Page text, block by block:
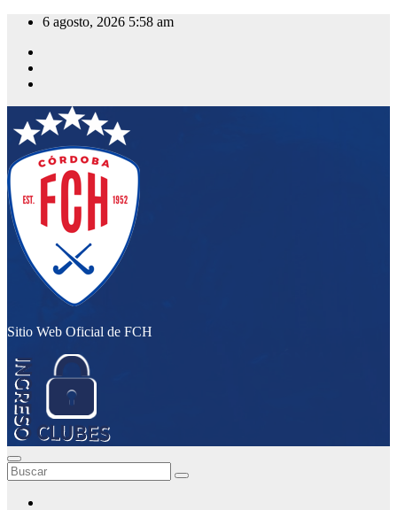
Saltar
contenido
6 agosto, 2026 5:58 am
Sitio Web Oficial de FCH